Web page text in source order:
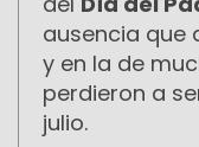
ausencia que
y en la de
perdieron a
julio.